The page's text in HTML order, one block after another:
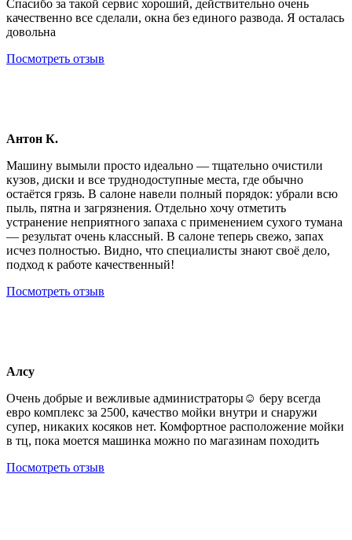
Спасибо за такой сервис хороший, действительно очень
качественно все сделали, окна без единого развода. Я осталась
довольна
Посмотреть отзыв
Антон К.
Машину вымыли просто идеально — тщательно очистили
кузов, диски и все труднодоступные места, где обычно
остаётся грязь. В салоне навели полный порядок: убрали всю
пыль, пятна и загрязнения. Отдельно хочу отметить
устранение неприятного запаха с применением сухого тумана
— результат очень классный. В салоне теперь свежо, запах
исчез полностью. Видно, что специалисты знают своё дело,
подход к работе качественный!
Посмотреть отзыв
Алсу
Очень добрые и вежливые администраторы☺️ беру всегда
евро комплекс за 2500, качество мойки внутри и снаружи
супер, никаких косяков нет. Комфортное расположение мойки
в тц, пока моется машинка можно по магазинам походить
Посмотреть отзыв